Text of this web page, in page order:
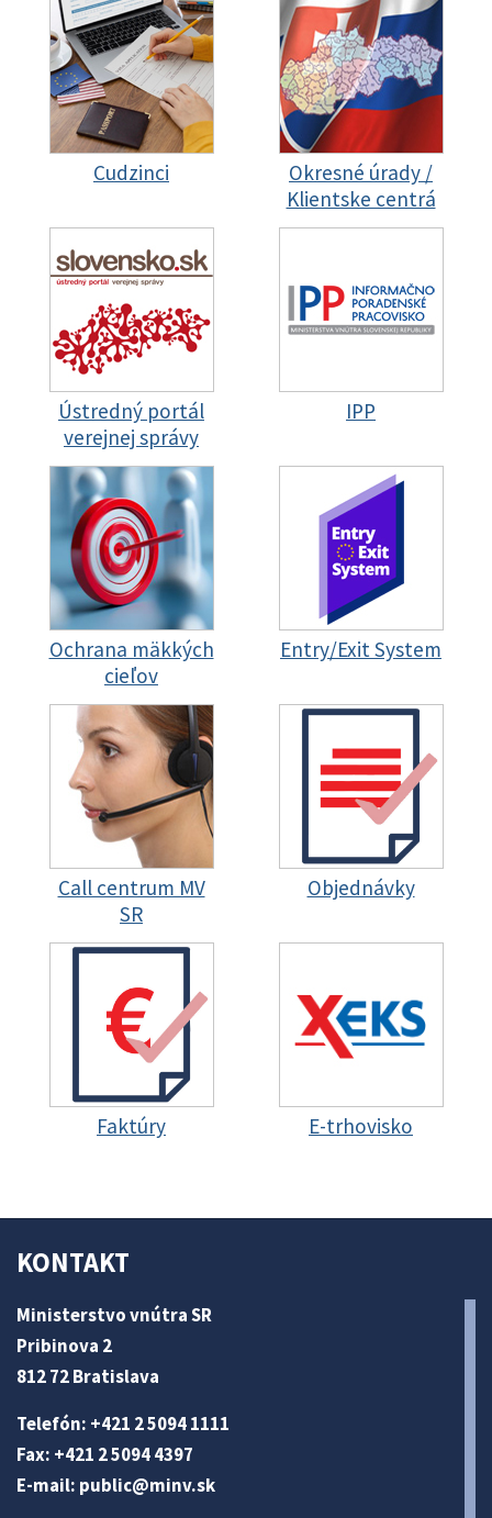
Cudzinci
Okresné úrady /
Klientske centrá
Ústredný portál
verejnej správy
IPP
Ochrana mäkkých
cieľov
Entry/Exit System
Call centrum MV
SR
Objednávky
Faktúry E-trhovisko
KONTAKT
Ministerstvo vnútra SR
Pribinova 2
812 72 Bratislava
Telefón: +421 2 5094 1111
Fax: +421 2 5094 4397
E-mail: public@minv.sk